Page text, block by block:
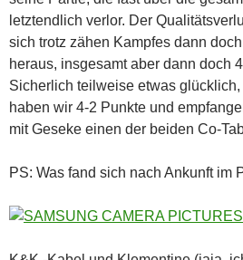
letztendlich verlor. Der
sich trotz zähen Kampfes dann
heraus, insgesamt aber dann doch
Sicherlich teilweise etwas
haben wir 4-2 Punkte und
mit Geseke einen der beiden Co-
PS: Was fand sich nach Ankunft im